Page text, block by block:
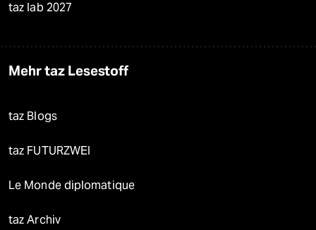
taz lab 2027
Mehr taz Lesestoff
taz Blogs
taz FUTURZWEI
Le Monde diplomatique
taz Archiv